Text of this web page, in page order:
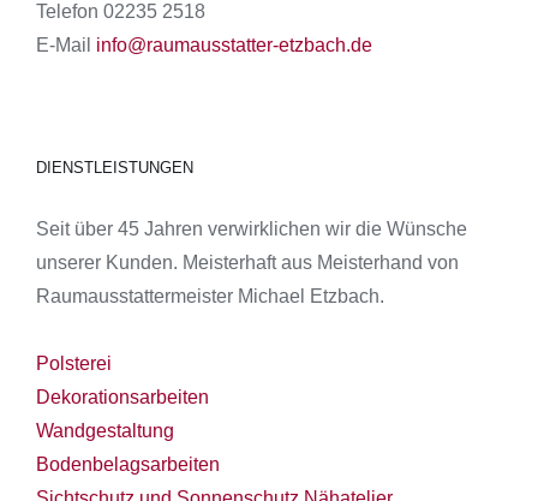
Telefon 02235 2518
E-Mail info@raumausstatter-etzbach.de
DIENSTLEISTUNGEN
Seit über 45 Jahren verwirklichen wir die Wünsche
unserer Kunden. Meisterhaft aus Meisterhand von
Raumausstattermeister Michael Etzbach.
Polsterei
Dekorationsarbeiten
Wandgestaltung
Bodenbelagsarbeiten